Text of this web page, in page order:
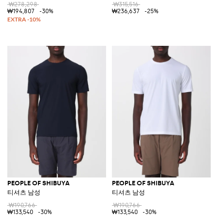
₩278,298
₩194,807
-30%
₩315,516
₩236,637
-25%
PEOPLE OF SHIBUYA
티셔츠 남성
₩190,766
₩133,540
-30%
PEOPLE OF SHIBUYA
티셔츠 남성
₩190,766
₩133,540
-30%